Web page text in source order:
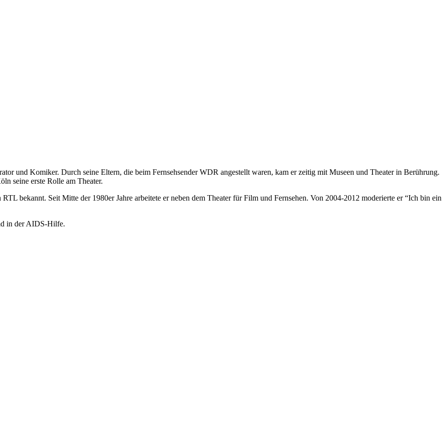
und Komiker. Durch seine Eltern, die beim Fernsehsender WDR angestellt waren, kam er zeitig mit Museen und Theater in Berührung.
seine erste Rolle am Theater.
bekannt. Seit Mitte der 1980er Jahre arbeitete er neben dem Theater für Film und Fernsehen. Von 2004-2012 moderierte er “Ich bin ein
in der AIDS-Hilfe.